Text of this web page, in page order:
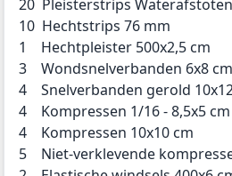
20 Pleisterstrips
10 Hechtstrips 76 mm
1 Hechtpleister 500x2,5 cm
3 Wondsnelverbanden 6x8 cm
4 Snelverbanden gerold
4 Kompressen 1/16 - 8,5x5 cm
4 Kompressen 10x10 cm
5 Niet-verklevende